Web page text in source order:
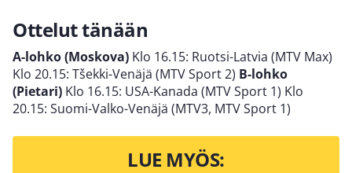
Ottelut tänään
A-lohko (Moskova) Klo 16.15: Ruotsi-Latvia (MTV Max)
Klo 20.15: Tšekki-Venäjä (MTV Sport 2) B-lohko
(Pietari) Klo 16.15: USA-Kanada (MTV Sport 1) Klo
20.15: Suomi-Valko-Venäjä (MTV3, MTV Sport 1)
LUE MYÖS: